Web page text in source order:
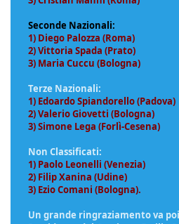
Seconde Nazionali:
1) Diego Palozza (Roma)
2) Vittoria Spada (Prato)
3) Maria Cuccu (Bologna)
Terze Nazionali:
1) Edoardo Spiandorello (Padova)
2) Valerio Giovetti (Bologna)
3) Simone Lega (Forlì-Cesena)
Non Classificati:
1) Paolo Leonelli (Venezia)
2) Filip Xanina (Udine)
3) Ezio Comani (Bologna).
Un grande ringraziamento va